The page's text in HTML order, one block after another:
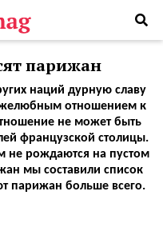
парижан
наций дурную славу
отношением к
не может быть
французской столицы.
не рождаются на пустом
мы составили список
парижан больше всего.